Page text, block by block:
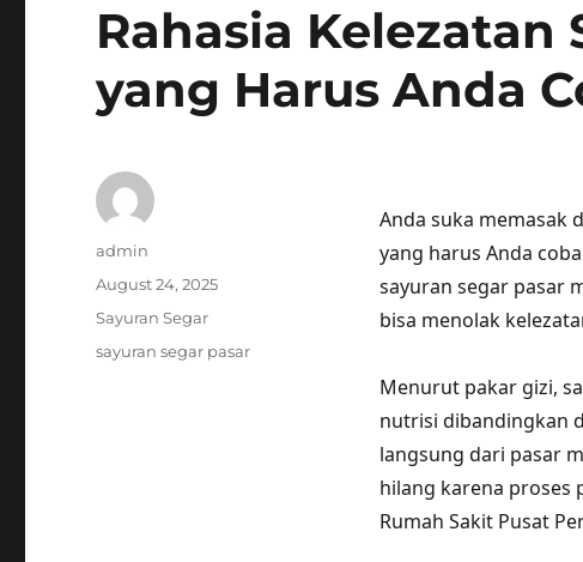
Rahasia Kelezatan
yang Harus Anda
Anda suka memasak
yang harus Anda
sayuran segar pasar
bisa menolak
Menurut pakar gizi,
nutrisi dibandingkan
langsung dari pasar
hilang karena proses
Rumah Sakit Pusat
Author
admin
Posted
August 24, 2025
Categories
Sayuran Segar
Tags
sayuran segar pasar